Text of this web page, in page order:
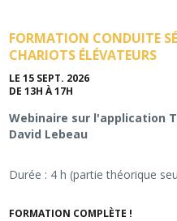
FORMATION CONDUITE
CHARIOTS ÉLÉVATEURS
LE 15 SEPT. 2026
DE 13H À 17H
Webinaire sur l'application
David Lebeau
Durée : 4 h (partie théorique
FORMATION COMPLÈTE !